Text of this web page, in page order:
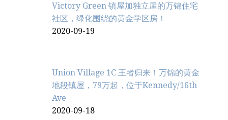
Victory Green 镇屋加独立屋的万锦住宅
社区，绿化围绕的黄金学区房！
2020-09-19
Union Village 1C 王者归来！万锦的黄金
地段镇屋，79万起，位于Kennedy/16th
Ave
2020-09-18